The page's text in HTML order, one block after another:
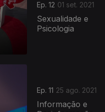
Ep. 12 01 set. 2021
Sexualidade e
Psicologia
Ep. 11 25 ago. 2021
Informação e